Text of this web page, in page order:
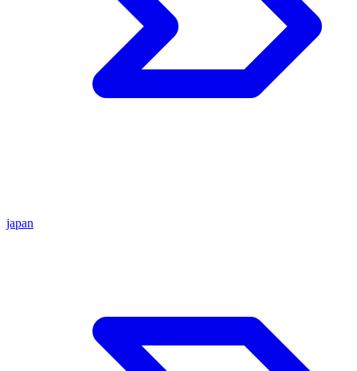
japan